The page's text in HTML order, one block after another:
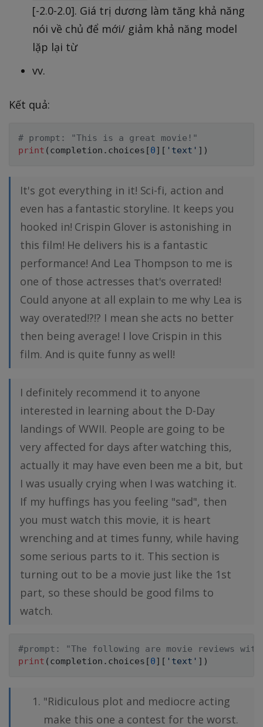
[-2.0-2.0]. Giá trị dương làm tăng khả năng
nói về chủ để mới/ giảm khả năng model
lặp lại từ
vv.
Kết quả:
# prompt: "This is a great movie!"
print ( completion . choices [0] [ 'text' ] )
It's got everything in it! Sci-fi, action and
even has a fantastic storyline. It keeps you
hooked in! Crispin Glover is astonishing in
this film! He delivers his is a fantastic
performance! And Lea Thompson to me is
one of those actresses that's overrated!
Could anyone at all explain to me why Lea is
way overated!?!? I mean she acts no better
then being average! I love Crispin in this
film. And is quite funny as well!
I definitely recommend it to anyone
interested in learning about the D-Day
landings of WWII. People are going to be
very affected for days after watching this,
actually it may have even been me a bit, but
I was usually crying when I was watching it.
If my huffings has you feeling "sad", then
you must watch this movie, it is heart
wrenching and at times funny, while having
some serious parts to it. This section is
turning out to be a movie just like the 1st
part, so these should be good films to
watch.
#prompt: "The following are movie reviews with
print ( completion . choices [0] [ 'text' ] )
"Ridiculous plot and mediocre acting
make this one a contest for the worst.